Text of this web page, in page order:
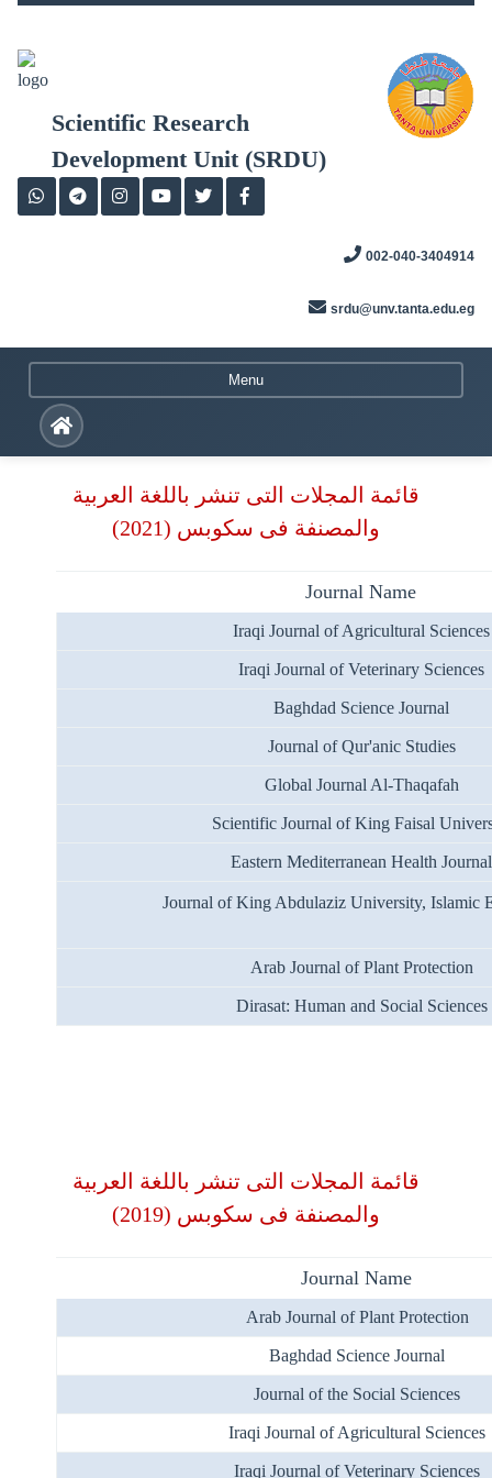
content
Scientific Research
Development Unit (SRDU)
002-040-3404914
srdu@unv.tanta.edu.eg
Menu
قائمة المجلات التى تنشر باللغة العربية
والمصنفة فى سكوبس (2021)
Journal Name
Iraqi Journal of Agricultural Sciences
Iraqi Journal of Veterinary Sciences
Baghdad Science Journal
Journal of Qur'anic Studies
Eastern Mediterranean Health Journal
Journal of King Abdulaziz University, Islamic
Arab Journal of Plant Protection
Dirasat: Human and Social Sciences
قائمة المجلات التى تنشر باللغة العربية
والمصنفة فى سكوبس (2019)
Journal Name
Arab Journal of Plant Protection
Baghdad Science Journal
Journal of the Social Sciences
Iraqi Journal of Agricultural Sciences
Iraqi Journal of Veterinary Sciences